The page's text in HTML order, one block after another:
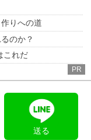
りへの道
のか？
これだ
PR
送る